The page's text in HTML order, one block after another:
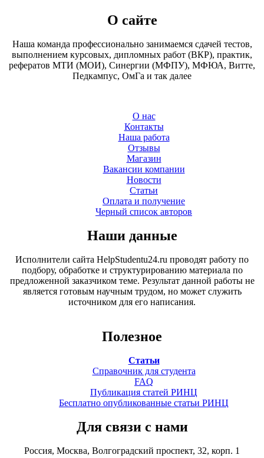
О сайте
Наша команда профессионально занимаемся сдачей тестов,
выполнением курсовых, дипломных работ (ВКР), практик,
рефератов МТИ (МОИ), Синергии (МФПУ), МФЮА, Витте,
Педкампус, ОмГа и так далее
О нас
Контакты
Наша работа
Отзывы
Магазин
Вакансии компании
Новости
Статьи
Оплата и получение
Черный список авторов
Наши данные
Исполнители сайта HelpStudentu24.ru проводят работу по
подбору, обработке и структурированию материала по
предложенной заказчиком теме. Результат данной работы не
является готовым научным трудом, но может служить
источником для его написания.
Полезное
Статьи
Справочник для студента
FAQ
Публикация статей РИНЦ
Бесплатно опубликованные статьи РИНЦ
Для связи с нами
Россия, Москва, Волгоградский проспект, 32, корп. 1